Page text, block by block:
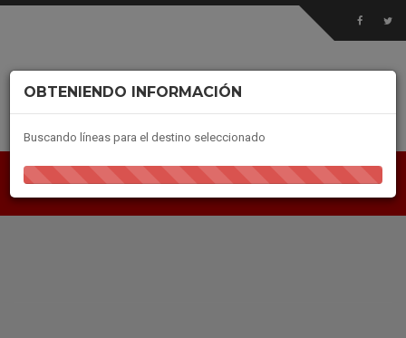
OBTENIENDO INFORMACIÓN
Buscando líneas para el destino seleccionado